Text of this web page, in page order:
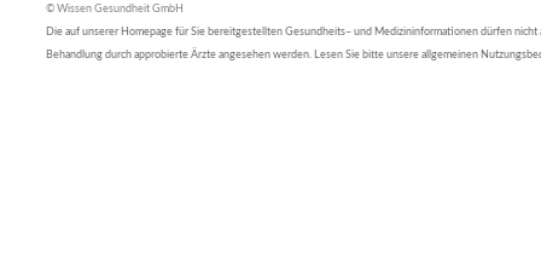
© Wissen Gesundheit GmbH
Die auf unserer Homepage für Sie bereitgestellten Gesundheits– und Medizininformationen dürfen nicht
Behandlung durch approbierte Ärzte angesehen werden. Lesen Sie bitte unsere allgemeinen